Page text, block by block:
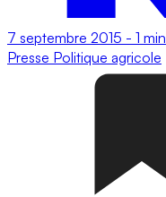
7 septembre 2015 - 1 min
Presse Politique agricole